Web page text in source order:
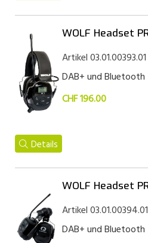
WOLF Headset
Artikel 03.01.00393.01
DAB+ und Bluetooth
CHF 196.00
Details
WOLF Headset
Artikel 03.01.00394.01
DAB+ und Bluetooth